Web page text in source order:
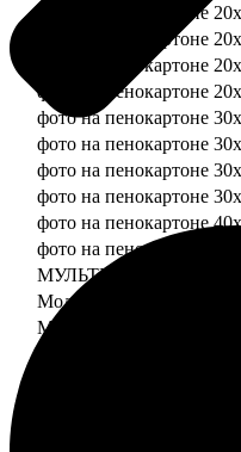
фото на пенокартоне
фото на пенокартоне
фото на пенокартоне
фото на пенокартоне
фото на пенокартоне
фото на пенокартоне
фото на пенокартоне
фото на пенокартоне
фото на пенокартоне
фото на пенокартоне
МУЛЬТИПЕНОКАРТОН
Модульный пенокартон
Модульный пенокартон